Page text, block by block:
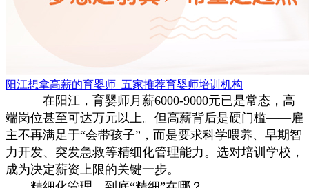
阳江想拿高薪的育婴师_五家推荐育婴师培训机构
在阳江，育婴师月薪6000-9000元已是常态，高
端岗位甚至可达万元以上。但高薪背后是硬门槛——雇
主不再满足于“会带孩子”，而是要求科学喂养、早期智
力开发、突发急救等精细化管理能力。选对培训学校，
成为决定薪资上限的关键一步。